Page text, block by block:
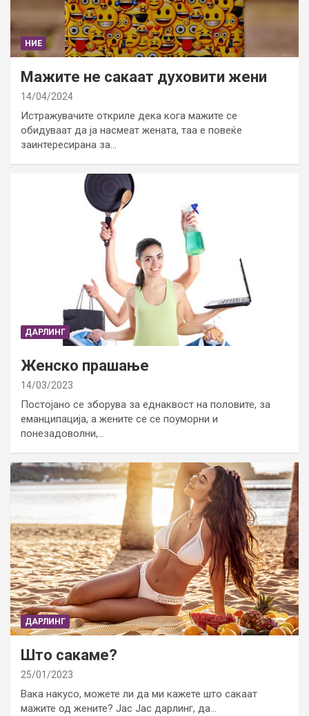
НИЕ
Мажите не сакаат духовити жени
14/04/2024
Истражувачите откриле дека кога мажите се
обидуваат да ја насмеат жената, таа е повеќе
заинтересирана за…
ДАРЛИНГ
Женско прашање
14/03/2023
Постојано се зборува за еднаквост на половите, за
еманципација, а жените се се поуморни и
понезадоволни,…
ДАРЛИНГ
Што сакаме?
25/01/2023
Вака накусо, можете ли да ми кажете што сакаат
мажите од жените? Јас Јас дарлинг, да…